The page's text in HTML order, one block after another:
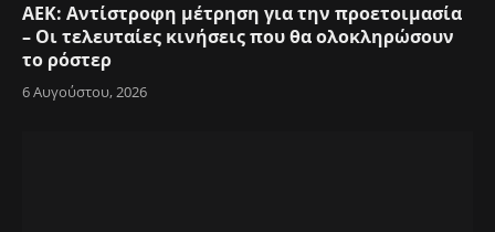
ΑΕΚ: Αντίστροφη μέτρηση για την προετοιμασία
– Οι τελευταίες κινήσεις που θα ολοκληρώσουν
το ρόστερ
6 Αυγούστου, 2026